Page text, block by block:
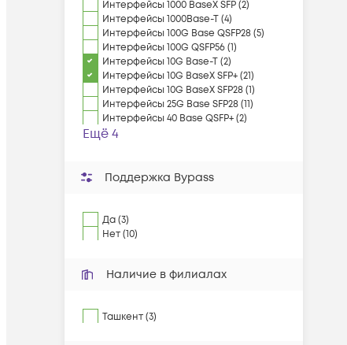
Интерфейсы 1000 BaseX SFP (2)
Интерфейсы 1000Base-T (4)
Интерфейсы 100G Base QSFP28 (5)
Интерфейсы 100G QSFP56 (1)
Интерфейсы 10G Base-T (2)
Интерфейсы 10G BaseX SFP+ (21)
Интерфейсы 10G BaseX SFP28 (1)
Интерфейсы 25G Base SFP28 (11)
Интерфейсы 40 Base QSFP+ (2)
Ещё 4
Поддержка Bypass
Да (3)
Нет (10)
Наличие в филиалах
Ташкент (3)